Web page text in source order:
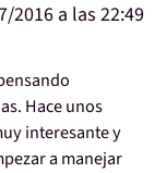
2016 a las 22:49
Hace unos
interesante y
a manejar